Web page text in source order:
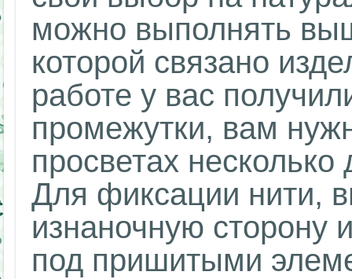
можно выполнять
которой связано
работе у вас
промежутки, вам
просветах
Для фиксации нити,
изнаночную сторону
под пришитыми